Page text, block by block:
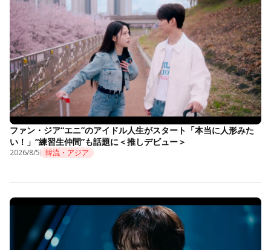
ファン・ジア“エニ”のアイドル人生がスタート「本当に人形みた
い！」“練習生仲間”も話題に＜推しデビュー＞
2026/8/5 韓流・アジア